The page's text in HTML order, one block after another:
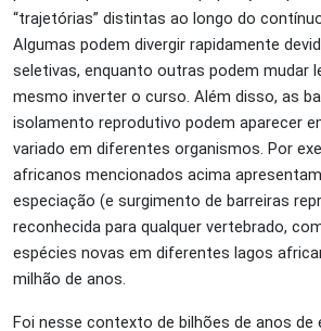
“trajetórias” distintas ao longo do
Algumas podem divergir rapidamente
seletivas, enquanto outras podem mudar
mesmo inverter o curso. Além disso, as
isolamento reprodutivo podem aparecer
variado em diferentes organismos. Por
africanos mencionados acima
especiação (e surgimento de barreiras
reconhecida para qualquer vertebrado,
espécies novas em diferentes lagos
milhão de anos.
Foi nesse contexto de bilhões de anos de